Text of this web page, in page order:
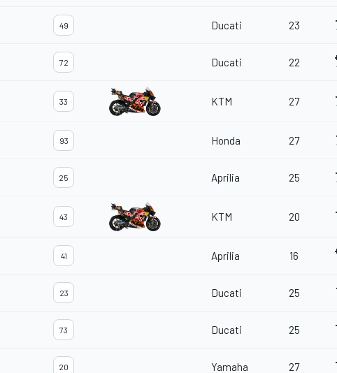
49 Ducati 23
72 Ducati 22
33 KTM 27
93 Honda 27
25 Aprilia 25
43 KTM 20
41 Aprilia 16
23 Ducati 25
73 Ducati 25
20 Yamaha 27